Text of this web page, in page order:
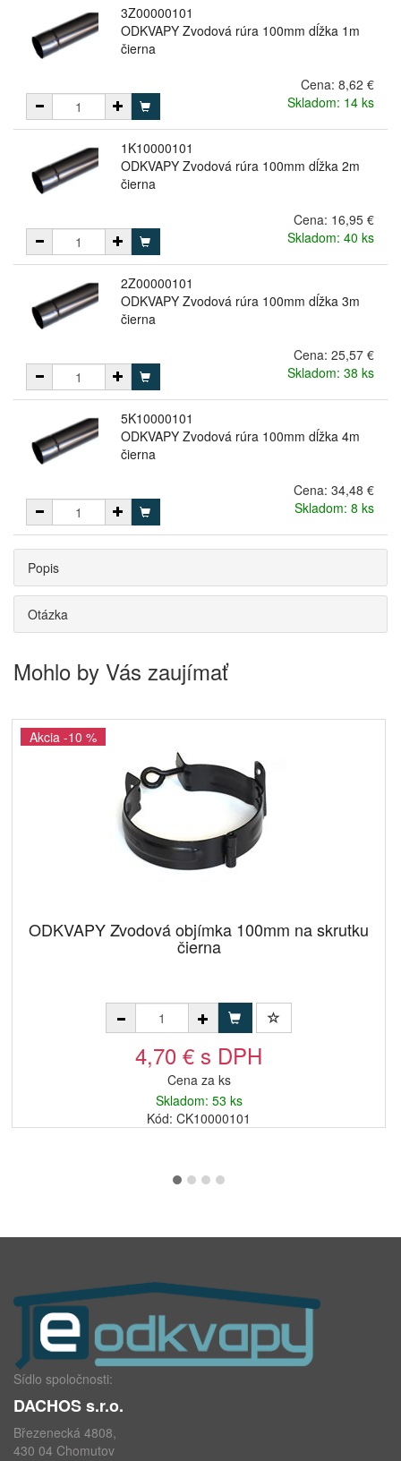
3Z00000101
ODKVAPY Zvodová rúra 100mm dĺžka 1m
čierna
Cena: 8,62 €
Skladom: 14 ks
1K10000101
ODKVAPY Zvodová rúra 100mm dĺžka 2m
čierna
Cena: 16,95 €
Skladom: 40 ks
2Z00000101
ODKVAPY Zvodová rúra 100mm dĺžka 3m
čierna
Cena: 25,57 €
Skladom: 38 ks
5K10000101
ODKVAPY Zvodová rúra 100mm dĺžka 4m
čierna
Cena: 34,48 €
Skladom: 8 ks
Popis
Otázka
Mohlo by Vás zaujímať
Akcia -10 %
ODKVAPY Zvodová objímka 100mm na skrutku
čierna
4,70 € s DPH
Cena za ks
Skladom: 53 ks
Kód: CK10000101
Sídlo spoločnosti:
DACHOS s.r.o.
Březenecká 4808,
430 04 Chomutov